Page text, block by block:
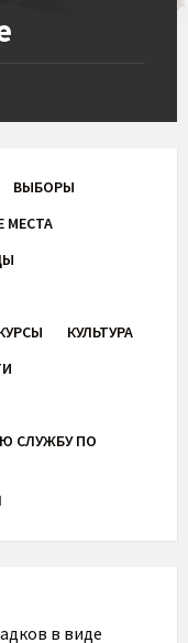
ВЫБОРЫ
МЕСТА
КУЛЬТУРА
СЛУЖБУ ПО
в виде